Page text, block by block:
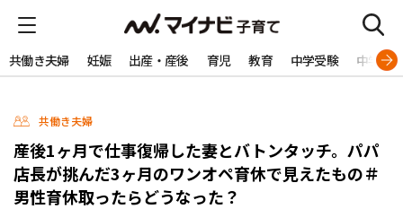
共働き夫婦 妊娠 出産・産後 育児 教育 中学受験 中学生
共働き夫婦
産後1ヶ月で仕事復帰した妻とバトンタッチ。パパ
店長が挑んだ3ヶ月のワンオペ育休で見えたもの＃
男性育休取ったらどうなった？